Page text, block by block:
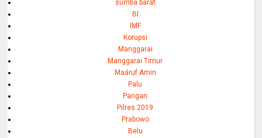
sumba barat
BI
IMF
Korupsi
Manggarai
Manggarai Timur
Maáruf Amin
Palu
Pangan
Pilres 2019
Prabowo
Belu